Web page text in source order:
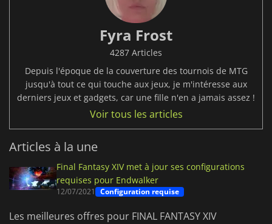
Fyra Frost
4287 Articles
Depuis l'époque de la couverture des tournois de MTG
jusqu'à tout ce qui touche aux jeux, je m'intéresse aux
derniers jeux et gadgets, car une fille n'en a jamais assez !
Voir tous les articles
Articles à la une
Final Fantasy XIV met à jour ses configurations
requises pour Endwalker
12/07/2021 Configuration requise
Les meilleures offres pour FINAL FANTASY XIV